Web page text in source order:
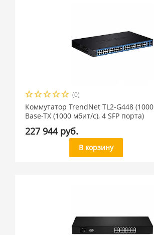
(0)
Коммутатор TrendNet TL2-G448 (1000
Base-TX (1000 мбит/с), 4 SFP порта)
227 944 руб.
В корзину